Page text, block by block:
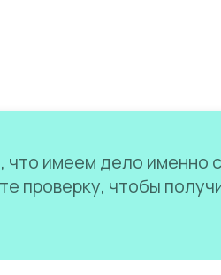
имеем дело именно
проверку, чтобы